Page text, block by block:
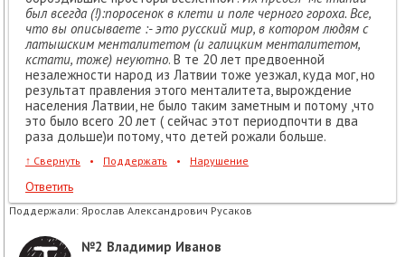
был всегда (!):поросенок в клети и поле черного гороха. Все,
что вы описываете :- это русский мир, в котором людям с
латышским менталитетом (и галицким менталитетом,
кстати, тоже) неуютно. В те 20 лет предвоенной
незалежности народ из Латвии тоже уезжал, куда мог, но
результат правления этого менталитета, вырождение
населения Латвии, не было таким заметным и потому ,что
это было всего 20 лет ( сейчас этот периодпочти в два
раза дольше)и потому, что детей рожали больше.
↑ Свернуть • Поддержать • Нарушение
Ответить
Поддержали: Ярослав Александрович Русаков
№2 Владимир Иванов